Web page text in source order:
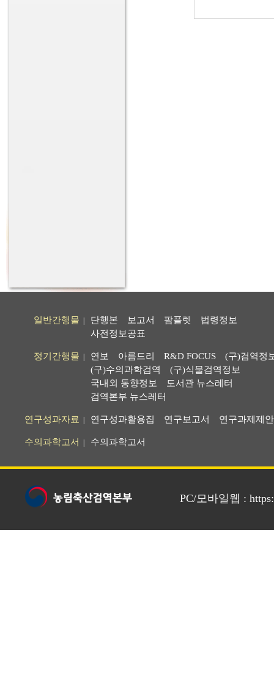
일반간행물 단행본 보고서 팜플렛
법령정보
사전정보공표
정기간행물 연보 아름드리 R&D FOCUS
(구)검역정
(구)수의과학검역
(구)식물검역정보
국내외 동향정보
도서관 뉴스레터
검역본부 뉴스레터
연구성과자료 연구성과활용집 연구보고서 연구과제제
수의과학고서 수의과학고서
PC/모바일웹 :